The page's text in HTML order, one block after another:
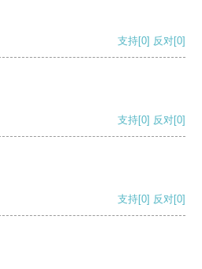
支持[0] 反对[0]
支持[0] 反对[0]
支持[0] 反对[0]